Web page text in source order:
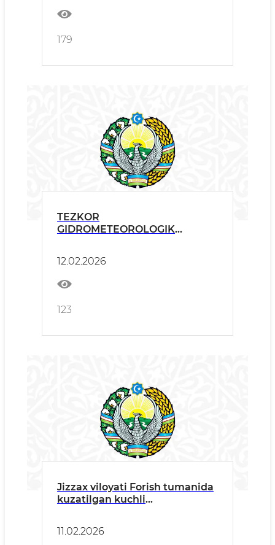
179
TEZKOR
GIDROMETEOROLOGIK
12.02.2026
123
Jizzax viloyati Forish tumanida
kuzatilgan kuchli
11.02.2026